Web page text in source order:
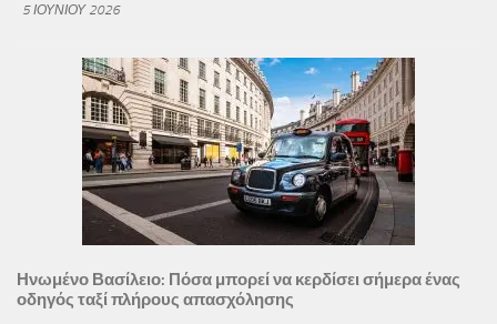
5 ΙΟΥΝΊΟΥ 2026
Ηνωμένο Βασίλειο: Πόσα μπορεί να κερδίσει σήμερα ένας
οδηγός ταξί πλήρους απασχόλησης